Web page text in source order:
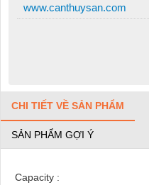
www.canthuysan.com
CHI TIẾT VỀ SẢN PHẨM
SẢN PHẨM GỢI Ý
Capacity :